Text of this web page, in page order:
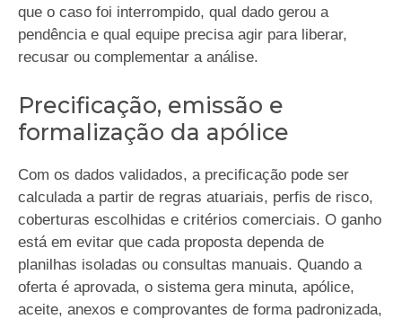
que o caso foi interrompido, qual dado gerou a
pendência e qual equipe precisa agir para liberar,
recusar ou complementar a análise.
Precificação, emissão e
formalização da apólice
Com os dados validados, a precificação pode ser
calculada a partir de regras atuariais, perfis de risco,
coberturas escolhidas e critérios comerciais. O ganho
está em evitar que cada proposta dependa de
planilhas isoladas ou consultas manuais. Quando a
oferta é aprovada, o sistema gera minuta, apólice,
aceite, anexos e comprovantes de forma padronizada,